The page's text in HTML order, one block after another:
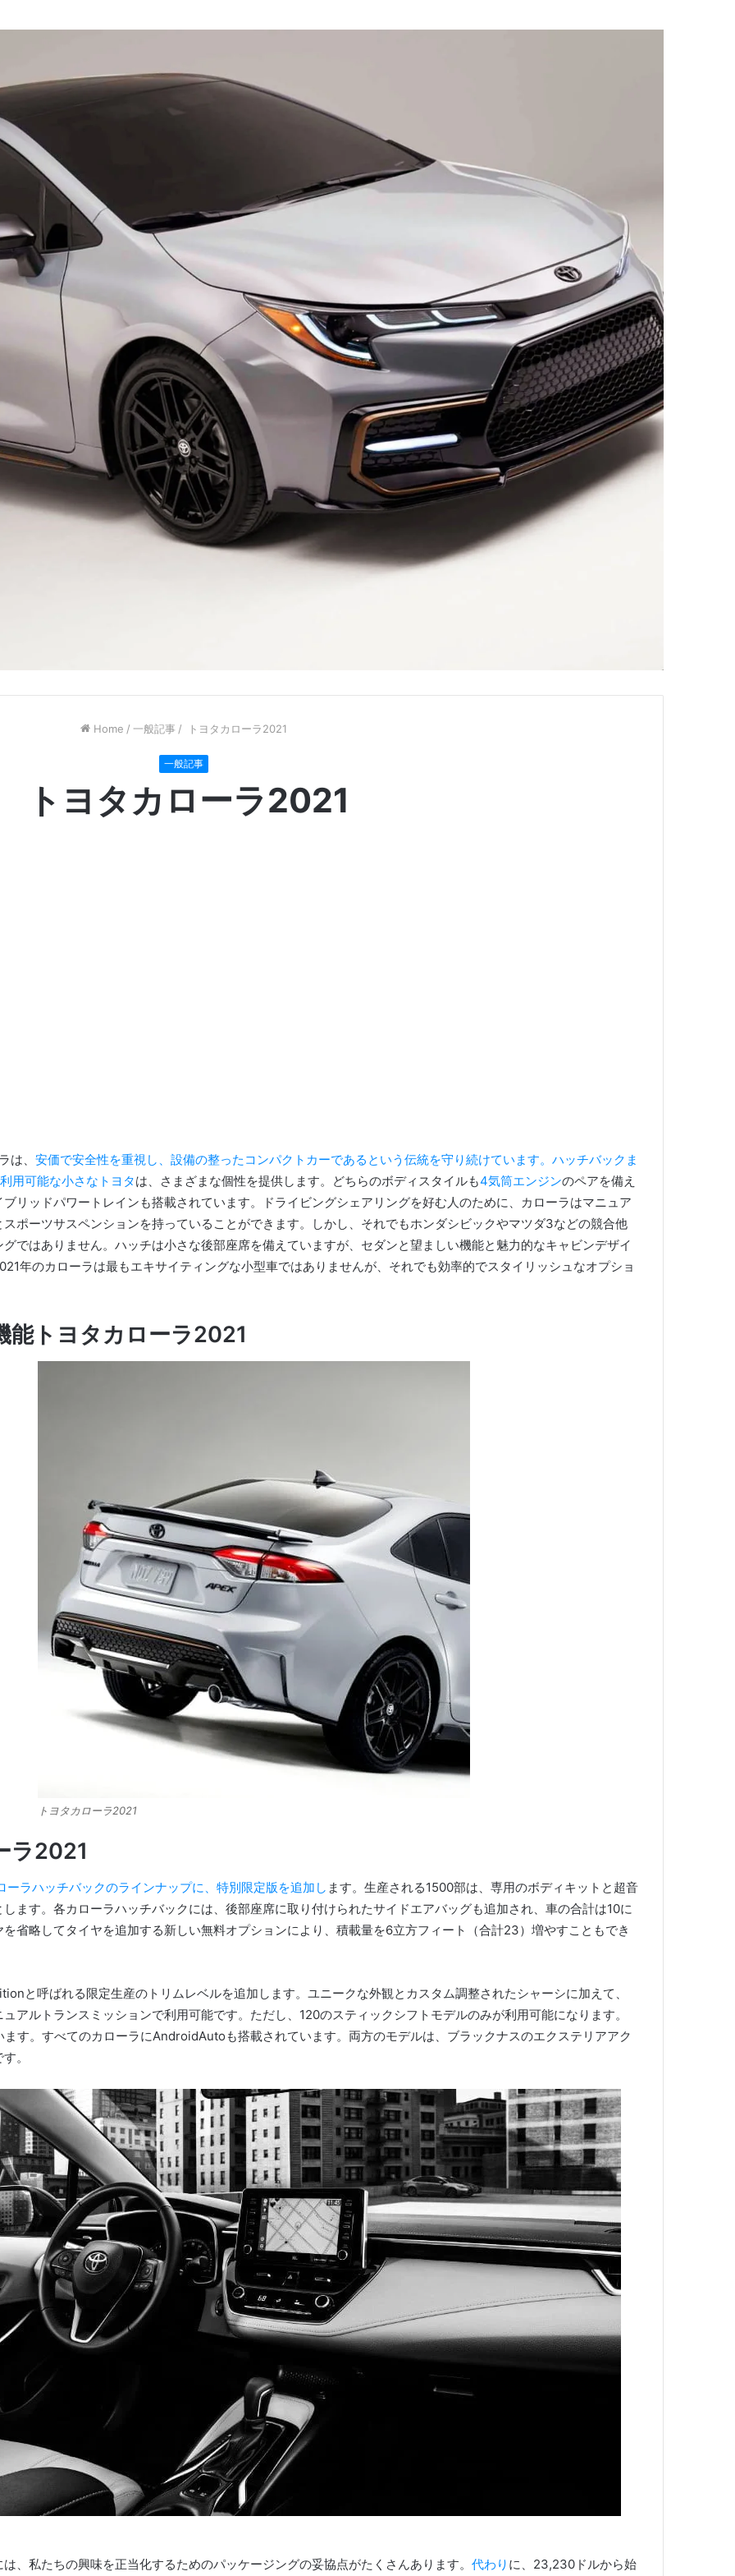
Home / 一般記事 / トヨタカローラ2021
一般記事
トヨタカローラ2021
は、 安価で安全性を重視し、設備の整ったコンパクトカーであるという伝統を守り続けています。 ハッチバックま
用可能な小さなトヨタは、さまざまな個性を提供します。 どちらのボディスタイルも4気筒エンジンのペアを備え
リッドパワートレインも搭載されています。
ドライビングシェアリングを好む人のために、カローラはマニュア
ポーツサスペンションを持っていることができます。
しかし、それでもホンダシビックやマツダ3などの競合他
ではありません。ハッチは小さな後部座席を備えていますが、セダンと望ましい機能と魅力的なキャビンデザイ
年のカローラは最もエキサイティングな小型車ではありませんが、それでも効率的でスタイリッシュなオプショ
能トヨタカローラ2021
トヨタカローラ2021
ラ2021
ーラハッチバックのラインナップに、特別限定版を追加し ます。 生産される1500部は、専用のボディキットと超音
ます。 各カローラハッチバックには、後部座席に取り付けられたサイドエアバッグも追加され、車の合計は10に
省略してタイヤを追加する新しい無料オプションにより、積載量を6立方フィート（合計23）増やすこともでき
と呼ばれる限定生産のトリムレベルを追加します。 ユニークな外観とカスタム調整されたシャーシに加えて、
アルトランスミッションで利用可能です。 ただし、120のスティックシフトモデルのみが利用可能になります。
す。 すべてのカローラにAndroidAutoも搭載されています。 両方のモデルは、ブラックナスのエクステリアアク
。
、私たちの興味を正当化するためのパッケージングの妥協点がたくさんあります。 代わり に、23,230ドルから始